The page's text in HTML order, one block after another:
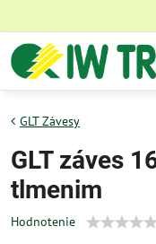
GLT Závesy
GLT záves
tlmenim
Hodnotenie